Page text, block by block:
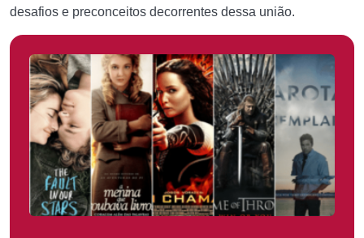
desafios e preconceitos decorrentes dessa união.